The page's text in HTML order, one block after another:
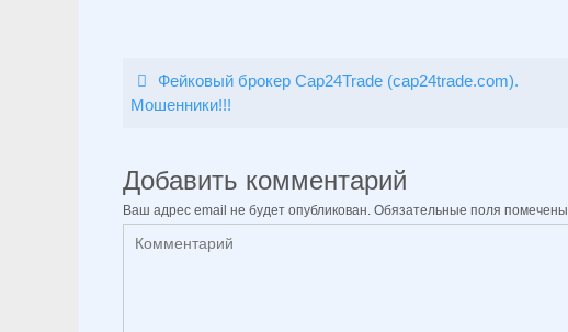
Фейковый брокер Cap24Trade (cap24trade.com).
Мошенники!!!
Добавить комментарий
Ваш адрес email не будет опубликован. Обязательные поля помечены